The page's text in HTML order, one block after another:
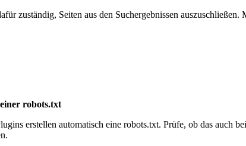
zuständig, Seiten aus den Suchergebnissen
robots.txt
erstellen automatisch eine robots.txt. Prüfe, ob das auch